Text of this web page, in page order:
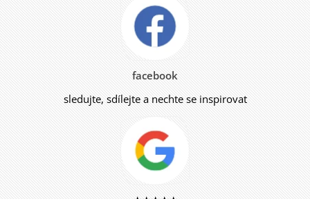
facebook
sledujte, sdílejte a nechte se inspirovat